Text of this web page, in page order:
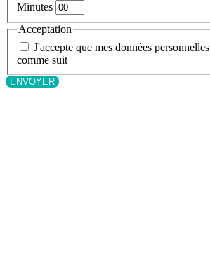
Minutes
Acceptation
J'accepte que mes données
comme suit